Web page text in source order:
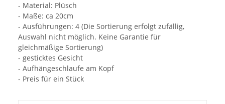
- Material: Plüsch
- Maße: ca 20cm
- Ausführungen: 4 (Die Sortierung erfolgt zufällig,
Auswahl nicht möglich. Keine Garantie für
gleichmäßige Sortierung)
- gesticktes Gesicht
- Aufhängeschlaufe am Kopf
- Preis für ein Stück